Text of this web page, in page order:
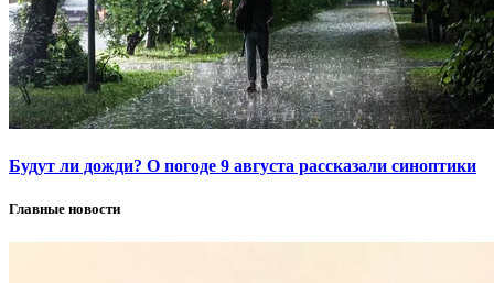
Будут ли дожди? О погоде 9 августа рассказали синоптики
Главные новости